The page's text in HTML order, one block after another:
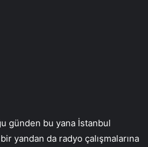
günden bu yana İstanbul
yandan da radyo çalışmalarına